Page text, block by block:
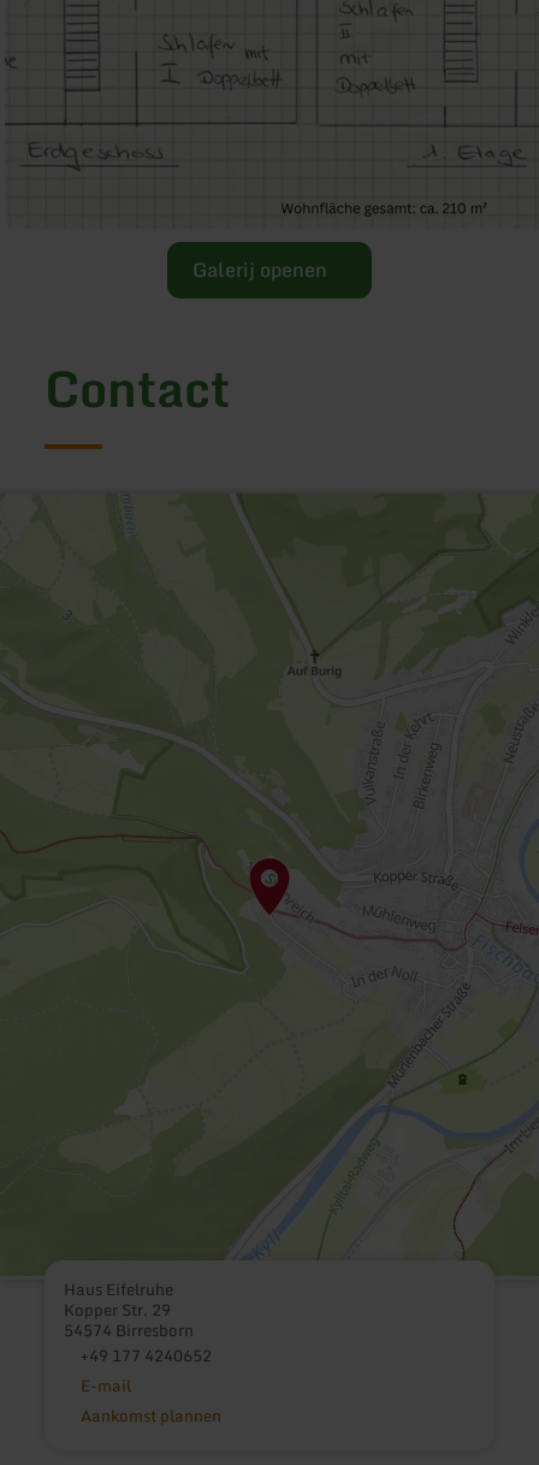
Galerij openen
Contact
Haus Eifelruhe
Kopper Str. 29
54574 Birresborn
+49 177 4240652
E-mail
Aankomst plannen